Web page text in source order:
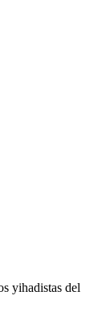
yihadistas del